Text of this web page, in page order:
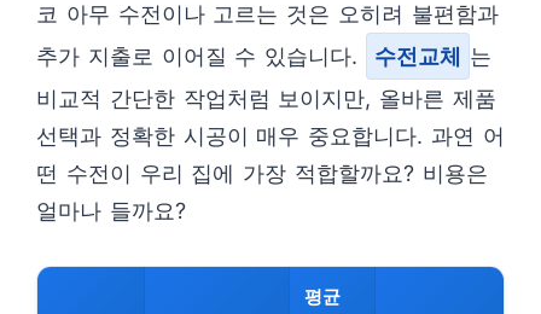
코 아무 수전이나 고르는 것은 오히려 불편함과
추가 지출로 이어질 수 있습니다.
수전교체
는
비교적 간단한 작업처럼 보이지만, 올바른 제품
선택과 정확한 시공이 매우 중요합니다. 과연 어
떤 수전이 우리 집에 가장 적합할까요? 비용은
얼마나 들까요?
평균